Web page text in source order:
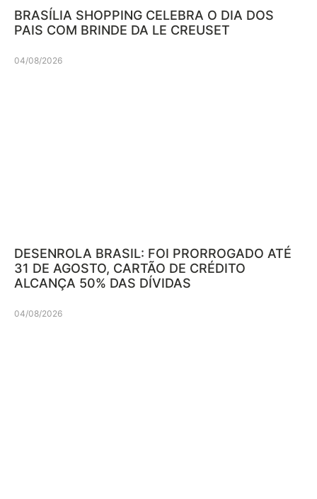
BRASÍLIA SHOPPING CELEBRA O DIA DOS
PAIS COM BRINDE DA LE CREUSET
04/08/2026
DESENROLA BRASIL: FOI PRORROGADO ATÉ
31 DE AGOSTO, CARTÃO DE CRÉDITO
ALCANÇA 50% DAS DÍVIDAS
04/08/2026